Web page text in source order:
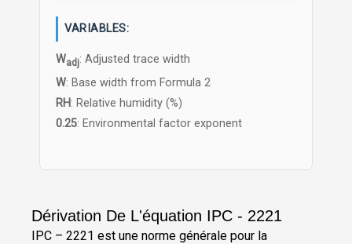
VARIABLES:
Wadj: Adjusted trace width
W: Base width from Formula 2
RH: Relative humidity (%)
0.25: Environmental factor exponent
Dérivation De L'équation IPC - 2221
IPC – 2221 est une norme générale pour la